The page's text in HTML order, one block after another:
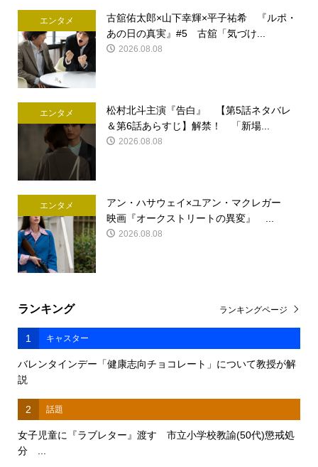
エンタメ
古舘佑太郎×山下幸輝×平子祐希 『ルポ・
あの日の真実』#5 古舘「気づけ...
2026.08.08
エンタメ
松村北斗主演『告白』 【第5話ネタバレ
＆第6話あらすじ】解禁！ 「新場...
2026.08.08
エンタメ
アン・ハサウェイ×ユアン・マクレガー
映画『オークストリートの異変』 ...
2026.08.08
ランキング
1 キャスター
バレンタインデー「健康志向チョコレート」について教授が解
説
2 話題
女子児童に『ラブレター』渡す 市立小学校教諭(50代)懲戒処
分 ...
ランキングページ